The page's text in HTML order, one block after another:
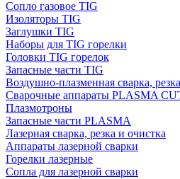
Сопло газовое TIG
Изоляторы TIG
Заглушки TIG
Наборы для TIG горелки
Головки TIG горелок
Запасные части TIG
Воздушно-плазменная сварка,
Сварочные аппараты PLASMA
Плазмотроны
Запасные части PLASMA
Лазерная сварка, резка и очистка
Аппараты лазерной сварки
Горелки лазерные
Сопла для лазерной сварки